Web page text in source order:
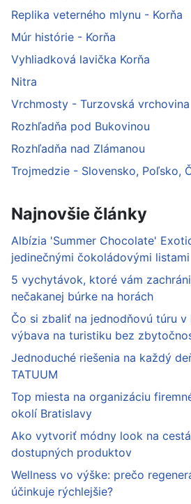
Replika veterného mlynu - Korňa
Múr histórie - Korňa
Vyhliadková lavička Korňa
Nitra
Vrchmosty - Turzovská vrchovina
Rozhľadňa pod Bukovinou
Rozhľadňa nad Zlámanou
Trojmedzie - Slovensko, Poľsko,
Najnovšie články
Albízia 'Summer Chocolate'
jedinečnými čokoládovými listami
5 vychytávok, ktoré vám
nečakanej búrke na horách
Čo si zbaliť na jednodňovú túru v
výbava na turistiku bez
Jednoduché riešenia na každý
TATUUM
Top miesta na organizáciu
okolí Bratislavy
Ako vytvoriť módny look na
dostupných produktov
Wellness vo výške: prečo
účinkuje rýchlejšie?